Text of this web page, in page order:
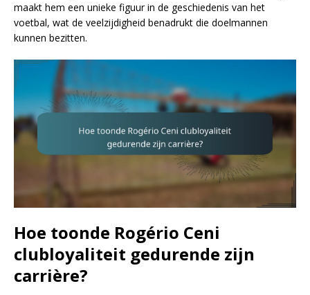
maakt hem een unieke figuur in de geschiedenis van het
voetbal, wat de veelzijdigheid benadrukt die doelmannen
kunnen bezitten.
Hoe toonde Rogério Ceni
clubloyaliteit gedurende zijn
carrière?